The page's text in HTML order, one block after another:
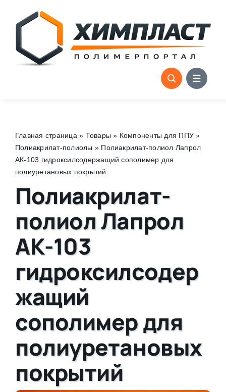
content
Главная страница » Товары » Компоненты для ППУ »
Полиакрилат-полиолы » Полиакрилат-полиол Лапрол
АК-103 гидроксилсодержащий сополимер для
полиуретановых покрытий
Полиакрилат-
полиол Лапрол
АК-103
гидроксилсодер
жащий
сополимер для
полиуретановых
покрытий